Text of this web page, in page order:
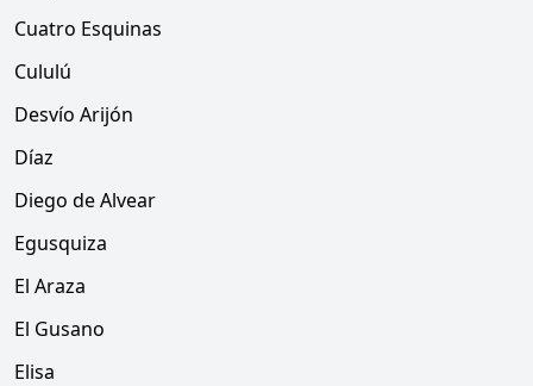
Cuatro Esquinas
Cululú
Desvío Arijón
Díaz
Diego de Alvear
Egusquiza
El Araza
El Gusano
Elisa